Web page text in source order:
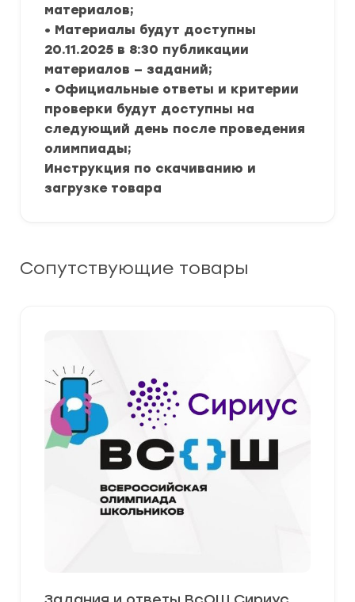
материалов;
• Материалы будут доступны
20.11.2025 в 8:30 публикации
материалов — заданий;
• Официальные ответы и критерии
проверки будут доступны на
следующий день после проведения
олимпиады;
Инструкция по скачиванию и
загрузке товара
Сопутствующие товары